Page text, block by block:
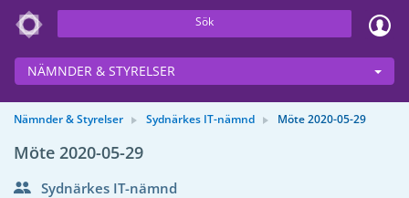
Sök
NÄMNDER & STYRELSER
Nämnder & Styrelser Sydnärkes IT-nämnd Möte 2020-05-29
Möte 2020-05-29
Sydnärkes IT-nämnd